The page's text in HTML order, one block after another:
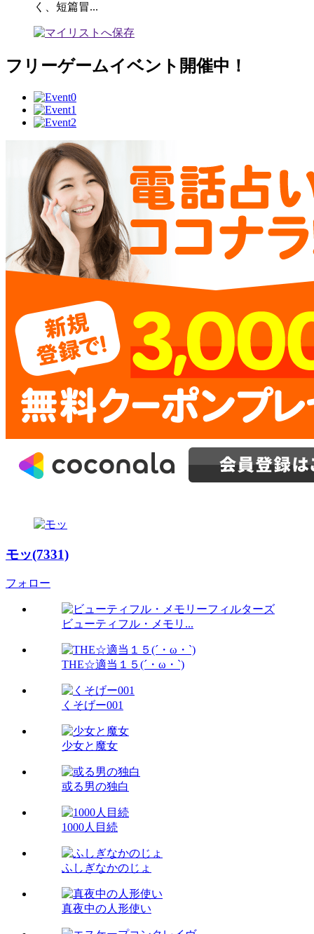
く、短篇冒...
フリーゲームイベント開催中！
モッ(7331)
フォロー
ビューティフル・メモリ...
THE☆適当１５(´・ω・`)
くそげー001
少女と魔女
或る男の独白
1000人目続
ふしぎなかのじょ
真夜中の人形使い